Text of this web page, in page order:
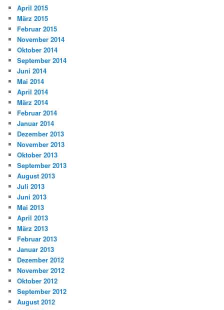
April 2015
März 2015
Februar 2015
November 2014
Oktober 2014
September 2014
Juni 2014
Mai 2014
April 2014
März 2014
Februar 2014
Januar 2014
Dezember 2013
November 2013
Oktober 2013
September 2013
August 2013
Juli 2013
Juni 2013
Mai 2013
April 2013
März 2013
Februar 2013
Januar 2013
Dezember 2012
November 2012
Oktober 2012
September 2012
August 2012